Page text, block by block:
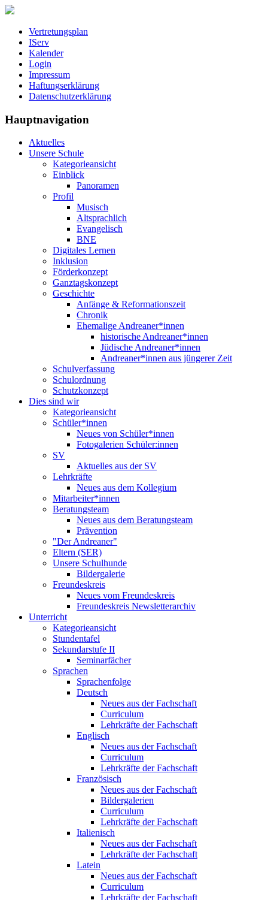
Vertretungsplan
IServ
Kalender
Login
Impressum
Haftungserklärung
Datenschutzerklärung
Hauptnavigation
Aktuelles
Unsere Schule
Kategorieansicht
Einblick
Panoramen
Profil
Musisch
Altsprachlich
Evangelisch
BNE
Digitales Lernen
Inklusion
Förderkonzept
Ganztagskonzept
Geschichte
Anfänge & Reformationszeit
Chronik
Ehemalige Andreaner*innen
historische Andreaner*innen
Jüdische Andreaner*innen
Andreaner*innen aus jüngerer Zeit
Schulverfassung
Schulordnung
Schutzkonzept
Dies sind wir
Kategorieansicht
Schüler*innen
Neues von Schüler*innen
Fotogalerien Schüler:innen
SV
Aktuelles aus der SV
Lehrkräfte
Neues aus dem Kollegium
Mitarbeiter*innen
Beratungsteam
Neues aus dem Beratungsteam
Prävention
"Der Andreaner"
Eltern (SER)
Unsere Schulhunde
Bildergalerie
Freundeskreis
Neues vom Freundeskreis
Freundeskreis Newsletterarchiv
Unterricht
Kategorieansicht
Stundentafel
Sekundarstufe II
Seminarfächer
Sprachen
Sprachenfolge
Deutsch
Neues aus der Fachschaft
Curriculum
Lehrkräfte der Fachschaft
Englisch
Neues aus der Fachschaft
Curriculum
Lehrkräfte der Fachschaft
Französisch
Neues aus der Fachschaft
Bildergalerien
Curriculum
Lehrkräfte der Fachschaft
Italienisch
Neues aus der Fachschaft
Lehrkräfte der Fachschaft
Latein
Neues aus der Fachschaft
Curriculum
Lehrkräfte der Fachschaft